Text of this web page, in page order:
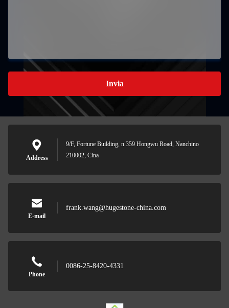
Invia
Address
9/F, Fortune Building, n.359 Hongwu Road, Nanchino
210002, Cina
E-mail
frank.wang@hugestone-china.com
Phone
0086-25-8420-4331